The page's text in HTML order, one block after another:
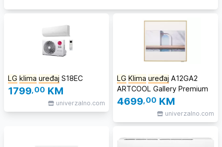
LG klima uređaj S18EC
1799,00 KM
univerzalno.com
LG Klima uređaj A12GA2
ARTCOOL Gallery Premium
4699,00 KM
univerzalno.com